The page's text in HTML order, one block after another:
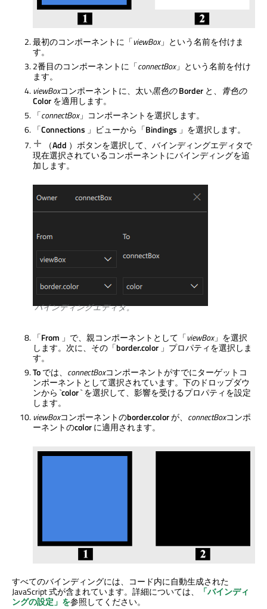
最初のコンポーネントに「viewBox」という名前を付けま
す。
2番目のコンポーネントに「connectBox」という名前を付け
ます。
viewBoxコンポーネントに、太い黒色のBorder と、 青色の
Colorを適用します。
「connectBox」コンポーネントを選択します。
「Connections 」ビューから「Bindings 」を選択します。
（Add ）ボタンを選択して、バインディングエディタで
現在選択されているコンポーネントにバインディングを追
加します。
バインディングエディタ。
「From 」で、親コンポーネントとして「viewBox」を選択
します。次に、その「border.color 」プロパティを選択しま
す。
Toでは、 connectBoxコンポーネントがすでにターゲットコ
ンポーネントとして選択されています。下のドロップダウ
ンから `color` を選択して、影響を受けるプロパティを設定
します。
viewBoxコンポーネントのborder.colorが、 connectBoxコンポ
ーネントのcolorに適用されます。
すべてのバインディングには、コード内に自動生成された
JavaScript 式が含まれています。詳細については、
「バインディ
ングの設定」を参照してください。